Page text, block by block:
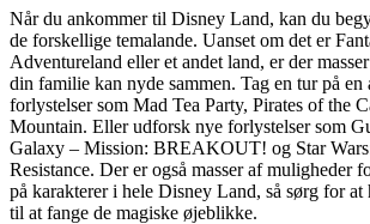
Når du ankommer til Disney Land, kan du
de forskellige temalande. Uanset om det er
Adventureland eller et andet land, er der
din familie kan nyde sammen. Tag en tur på en
forlystelser som Mad Tea Party, Pirates of the
Mountain. Eller udforsk nye forlystelser som
Galaxy – Mission: BREAKOUT! og Star
Resistance. Der er også masser af muligheder
på karakterer i hele Disney Land, så sørg for at
til at fange de magiske øjeblikke.